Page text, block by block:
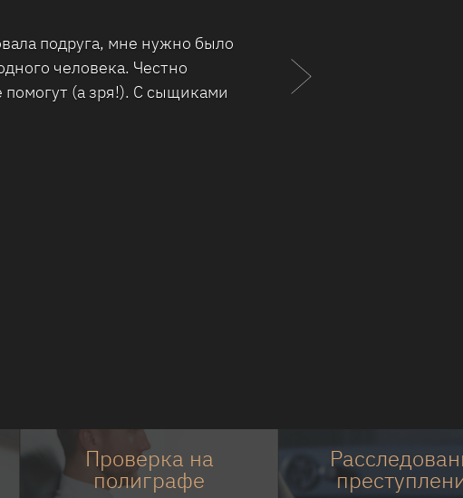
агентства за
к клиентам. Неважно, в
но поразило само
Проверка на
полиграфе